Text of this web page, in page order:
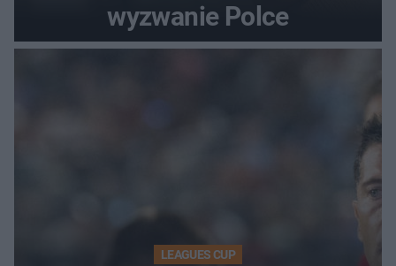
wyzwanie Polce
LEAGUES CUP